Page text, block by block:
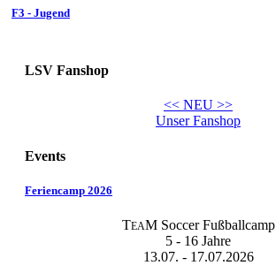
F3 - Jugend
LSV Fanshop
<< NEU >>
Unser Fanshop
Events
Feriencamp 2026
TEAM Soccer Fußballcamp
5 - 16 Jahre
13.07. - 17.07.2026